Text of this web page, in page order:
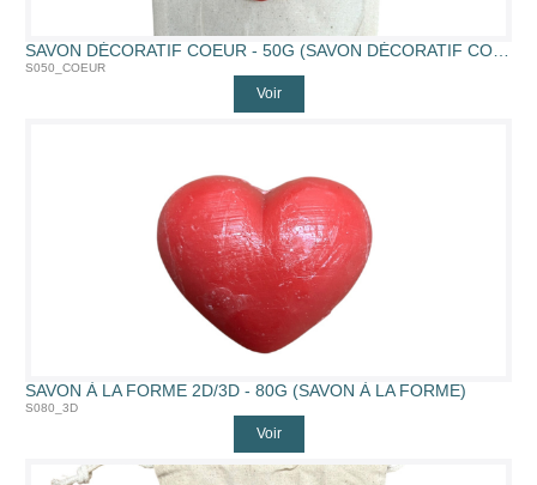
SAVON DÉCORATIF COEUR - 50G (SAVON DÉCORATIF COEUR - 50G)
S050_COEUR
Voir
SAVON À LA FORME 2D/3D - 80G (SAVON À LA FORME)
S080_3D
Voir